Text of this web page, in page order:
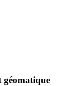
géomatique